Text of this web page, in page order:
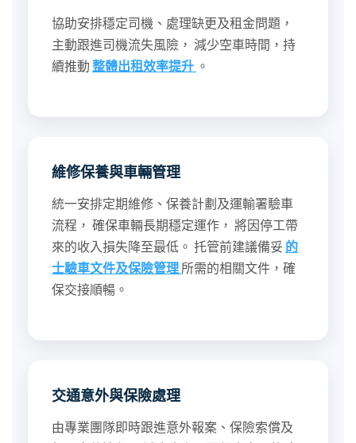
協助安排穩定司機、處理缺更及租金問題，
主動跟進司機流失風險， 減少空車時間，持
續推動 整體出租效率提升 。
維修保養與車輛管理
統一安排定期維修、保養計劃及運輸署驗車
流程， 確保車輛長期穩定運作， 將因停工帶
來的收入損失降至最低。 托管前建議備妥 的
士驗車文件及保險管理 所需的相關文件，確
保交接順暢。
交通意外與保險處理
由專業團隊即時跟進意外報案、保險索償及